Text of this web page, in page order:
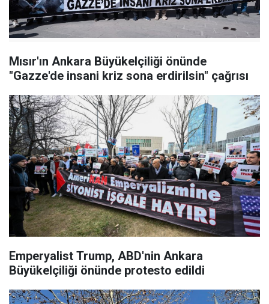
Mısır'ın Ankara Büyükelçiliği önünde
"Gazze'de insani kriz sona erdirilsin" çağrısı
Emperyalist Trump, ABD'nin Ankara
Büyükelçiliği önünde protesto edildi